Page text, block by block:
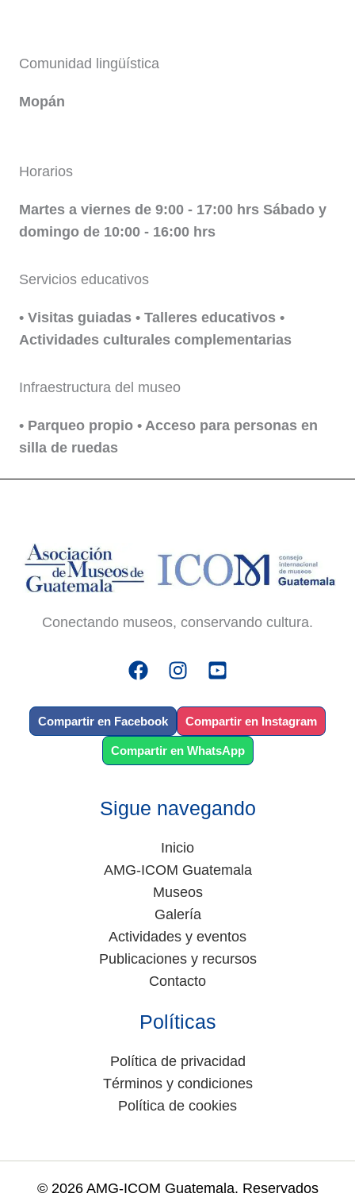
Comunidad lingüística
Mopán
Horarios
Martes a viernes de 9:00 - 17:00 hrs Sábado y
domingo de 10:00 - 16:00 hrs
Servicios educativos
• Visitas guiadas • Talleres educativos •
Actividades culturales complementarias
Infraestructura del museo
• Parqueo propio • Acceso para personas en
silla de ruedas
Conectando museos, conservando cultura.
Compartir en Facebook Compartir en Instagram
Compartir en WhatsApp
Sigue navegando
Inicio
AMG-ICOM Guatemala
Museos
Galería
Actividades y eventos
Publicaciones y recursos
Contacto
Políticas
Política de privacidad
Términos y condiciones
Política de cookies
© 2026 AMG-ICOM Guatemala. Reservados